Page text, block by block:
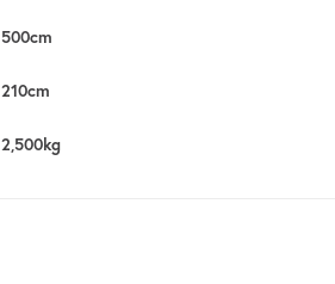
500cm
210cm
2,500kg